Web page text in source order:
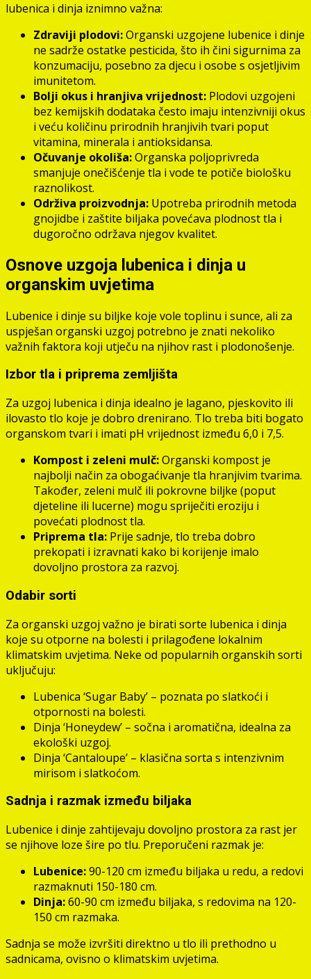
lubenica i dinja iznimno važna:
Zdraviji plodovi:Organski uzgojene lubenice i dinje
ne sadrže ostatke pesticida, što ih čini sigurnima za
konzumaciju, posebno za djecu i osobe s osjetljivim
imunitetom.
Bolji okus i hranjiva vrijednost: Plodovi uzgojeni
bez kemijskih dodataka često imaju intenzivniji okus
i veću količinu prirodnih hranjivih tvari poput
vitamina, minerala i antioksidansa.
Očuvanje okoliša:Organska poljoprivreda
smanjuje onečišćenje tla i vode te potiče biološku
raznolikost.
Održiva proizvodnja: Upotreba prirodnih metoda
gnojidbe i zaštite biljaka povećava plodnost tla i
dugoročno održava njegov kvalitet.
Osnove uzgoja lubenica i dinja u
organskim uvjetima
Lubenice i dinje su biljke koje vole toplinu i sunce, ali za
uspješan organski uzgoj potrebno je znati nekoliko
važnih faktora koji utječu na njihov rast i plodonošenje.
Izbor tla i priprema zemljišta
Za uzgoj lubenica i dinja idealno je lagano, pjeskovito ili
ilovasto tlo koje je dobro drenirano. Tlo treba biti bogato
organskom tvari i imati pH vrijednost između 6,0 i 7,5.
Kompost i zeleni mulč:Organski kompost je
najbolji način za obogaćivanje tla hranjivim tvarima.
Također, zeleni mulč ili pokrovne biljke (poput
djeteline ili lucerne) mogu spriječiti eroziju i
povećati plodnost tla.
Priprema tla: Prije sadnje, tlo treba dobro
prekopati i izravnati kako bi korijenje imalo
dovoljno prostora za razvoj.
Odabir sorti
Za organski uzgoj važno je birati sorte lubenica i dinja
koje su otporne na bolesti i prilagođene lokalnim
klimatskim uvjetima. Neke od popularnih organskih sorti
uključuju:
Lubenica ‘Sugar Baby’ – poznata po slatkoći i
otpornosti na bolesti.
Dinja ‘Honeydew’ – sočna i aromatična, idealna za
ekološki uzgoj.
Dinja ‘Cantaloupe’ – klasična sorta s intenzivnim
mirisom i slatkoćom.
Sadnja i razmak između biljaka
Lubenice i dinje zahtijevaju dovoljno prostora za rast jer
se njihove loze šire po tlu. Preporučeni razmak je:
Lubenice:90-120 cm između biljaka u redu, a redovi
razmaknuti 150-180 cm.
Dinja:60-90 cm između biljaka, s redovima na 120-
150 cm razmaka.
Sadnja se može izvršiti direktno u tlo ili prethodno u
sadnicama, ovisno o klimatskim uvjetima.